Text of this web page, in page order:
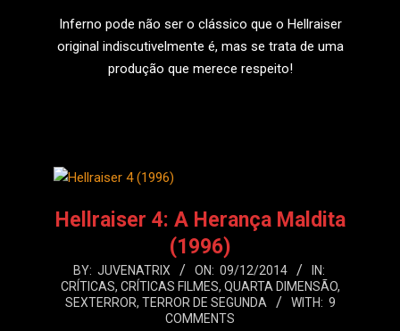
Inferno pode não ser o clássico que o Hellraiser
original indiscutivelmente é, mas se trata de uma
produção que merece respeito!
Hellraiser 4: A Herança Maldita
(1996)
2014-
12-
BY: JUVENATRIX ON: 09/12/2014
IN:
CRÍTICAS, CRÍTICAS FILMES, QUARTA DIMENSÃO,
SEXTERROR, TERROR DE SEGUNDA WITH: 9
COMMENTS